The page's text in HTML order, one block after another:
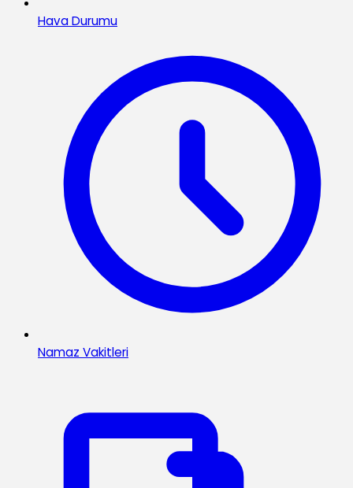
Hava Durumu
Namaz Vakitleri